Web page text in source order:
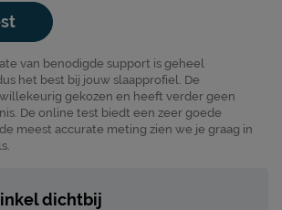
van benodigde support is geheel
het best bij jouw slaapprofiel. De
gekozen en heeft verder geen
De online test biedt een zeer goede
meest accurate meting zien we je graag in
dichtbij